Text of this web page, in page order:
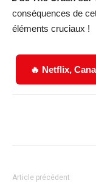
conséquences de
éléments cruciaux !
🔥 Netflix,
Article précédent